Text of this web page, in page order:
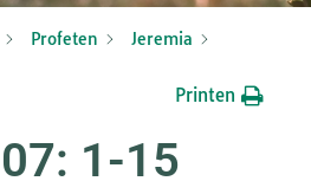
Profeten
Jeremia
Printen
1-15